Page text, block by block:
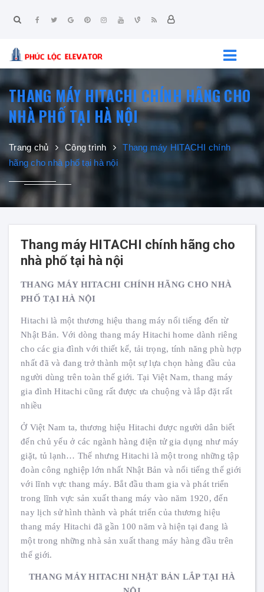
THANG MÁY HITACHI CHÍNH HÃNG CHO
NHÀ PHỐ TẠI HÀ NỘI
Trang chủ Công trình
Thang máy HITACHI chính
hãng cho nhà phố tại hà nội
Thang máy HITACHI chính hãng cho
nhà phố tại hà nội
THANG MÁY HITACHI CHÍNH HÃNG CHO NHÀ
PHỐ TẠI HÀ NỘI
Hitachi là một thương hiệu thang máy nổi tiếng đến từ
Nhật Bản. Với dòng thang máy Hitachi home dành riêng
cho các gia đình với thiết kế, tải trọng, tính năng phù hợp
nhất đã và đang trở thành một sự lựa chọn hàng đầu của
người dùng trên toàn thế giới. Tại Việt Nam, thang máy
gia đình Hitachi cũng rất được ưa chuộng và lắp đặt rất
nhiều
Ở Việt Nam ta, thương hiệu Hitachi được người dân biết
đến chủ yếu ở các ngành hàng điện tử gia dụng như máy
giặt, tủ lạnh… Thế nhưng Hitachi là một trong những tập
đoàn công nghiệp lớn nhất Nhật Bản và nổi tiếng thế giới
với lĩnh vực thang máy. Bắt đầu tham gia và phát triển
trong lĩnh vực sản xuất thang máy vào năm 1920, đến
nay lịch sử hình thành và phát triển của thương hiệu
thang máy Hitachi đã gần 100 năm và hiện tại đang là
một trong những nhà sản xuất thang máy hàng đầu trên
thế giới.
THANG MÁY HITACHI NHẬT BẢN LẮP TẠI HÀ